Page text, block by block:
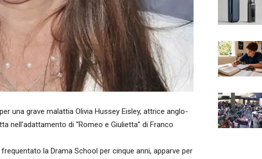
una grave malattia Olivia Hussey Eisley, attrice anglo-
nell’adattamento di “Romeo e Giulietta” di Franco
la Drama School per cinque anni, apparve per